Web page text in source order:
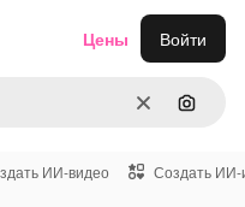
ОчиститьПоиск
Цены Войти
ИИ-видео Создать ИИ-